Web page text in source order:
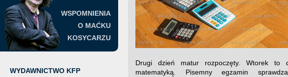
WSPOMNIENIA
O MAĆKU
KOSYCARZU
WYDAWNICTWO KFP
Drugi dzień matur rozpoczęty. Wtorek to
matematyką. Pisemny egzamin